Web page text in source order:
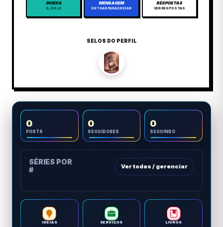
MOEDA
0,00 LC
MENSAGEM
ENTRAR PARA ENVIAR
RESPOSTAS
VER RESPOSTAS
SELOS DO PERFIL
0
POSTS
0
SEGUIDORES
0
SEGUINDO
SÉRIES POR
#
Ver todas / gerenciar
IDEIAS SERVIÇOS LIVROS